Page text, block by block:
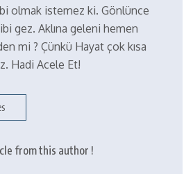
olmak istemez ki. Gönlünce
gez. Aklına geleni hemen
mi ? Çünkü Hayat çok kısa
Hadi Acele Et!
from this author !